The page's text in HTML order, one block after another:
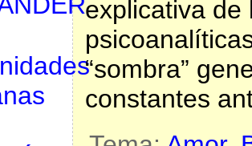
explicativa de
“sombra”
constantes